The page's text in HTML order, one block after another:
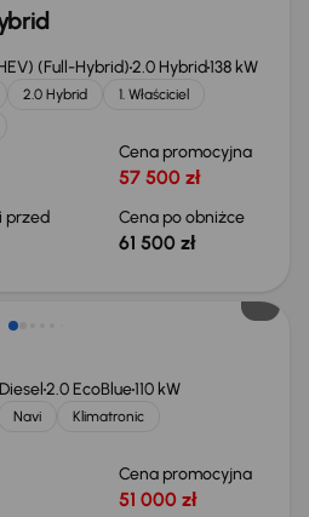
(Full-Hybrid)2.0 Hybrid138 kW
2.0 Hybrid
1. Właściciel
Cena promocyjna
57 500 zł
przed
Cena po obniżce
61 500 zł
Diesel2.0 EcoBlue110 kW
Navi
Klimatronic
Cena promocyjna
51 000 zł